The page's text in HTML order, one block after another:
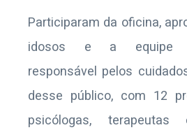
Participaram da oficina,
idosos e a equipe
responsável pelos
desse público, com 12
psicólogas, terapeutas